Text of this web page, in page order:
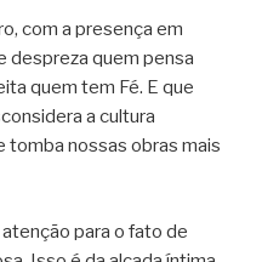
com a presença em
despreza quem pensa
quem tem Fé. E que
a cultura
tomba nossas obras mais
para o fato de